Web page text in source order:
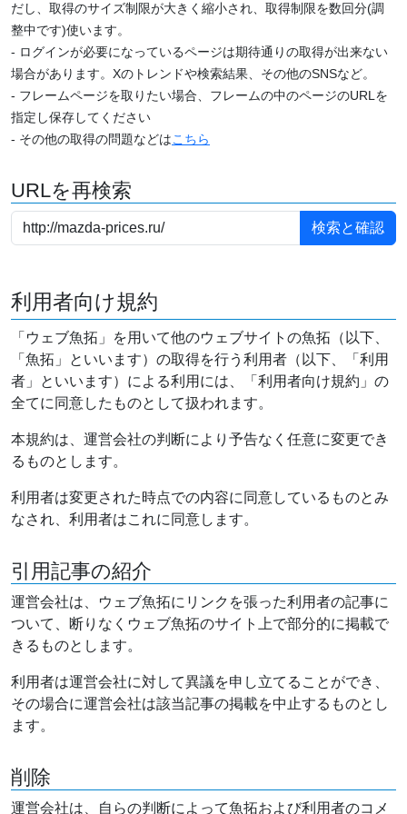
だし、取得のサイズ制限が大きく縮小され、取得制限を数回分(調
整中です)使います。
- ログインが必要になっているページは期待通りの取得が出来ない
場合があります。Xのトレンドや検索結果、その他のSNSなど。
- フレームページを取りたい場合、フレームの中のページのURLを
指定し保存してください
- その他の取得の問題などはこちら
URLを再検索
利用者向け規約
「ウェブ魚拓」を用いて他のウェブサイトの魚拓（以下、
「魚拓」といいます）の取得を行う利用者（以下、「利用
者」といいます）による利用には、「利用者向け規約」の
全てに同意したものとして扱われます。
本規約は、運営会社の判断により予告なく任意に変更でき
るものとします。
利用者は変更された時点での内容に同意しているものとみ
なされ、利用者はこれに同意します。
引用記事の紹介
運営会社は、ウェブ魚拓にリンクを張った利用者の記事に
ついて、断りなくウェブ魚拓のサイト上で部分的に掲載で
きるものとします。
利用者は運営会社に対して異議を申し立てることができ、
その場合に運営会社は該当記事の掲載を中止するものとし
ます。
削除
運営会社は、自らの判断によって魚拓および利用者のコメ